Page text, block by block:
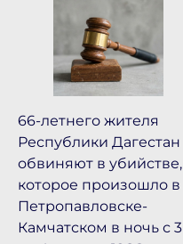
66-летнего жителя
Республики Дагестан
обвиняют в убийстве,
которое произошло в
Петропавловске-
Камчатском в ночь с 3